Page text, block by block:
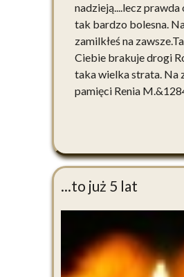
nadzieją....lecz prawda
tak bardzo bolesna.
zamilkłeś na
Ciebie brakuje drogi
taka wielka strata. Na
pamięci Renia
...to już 5 lat